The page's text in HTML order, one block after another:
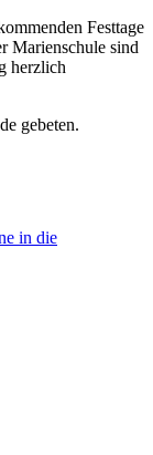
Festtage
Marienschule sind
herzlich
gebeten.
in die